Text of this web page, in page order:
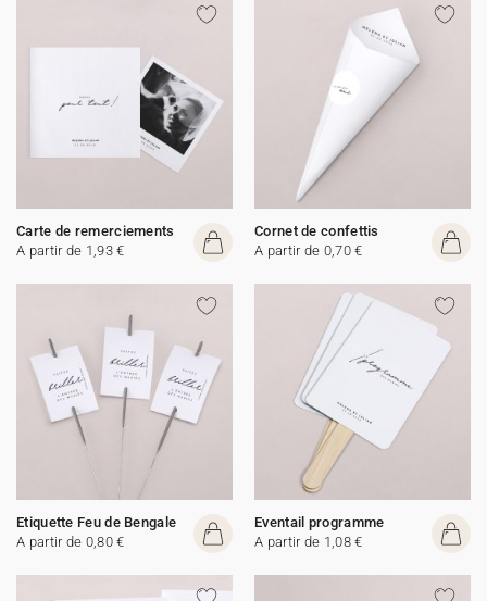
Carte de remerciements
A partir de 1,93 €
Cornet de confettis
A partir de 0,70 €
Etiquette Feu de Bengale
A partir de 0,80 €
Eventail programme
A partir de 1,08 €